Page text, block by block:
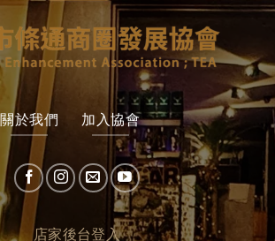
關於我們 加入協會
店家後台登入